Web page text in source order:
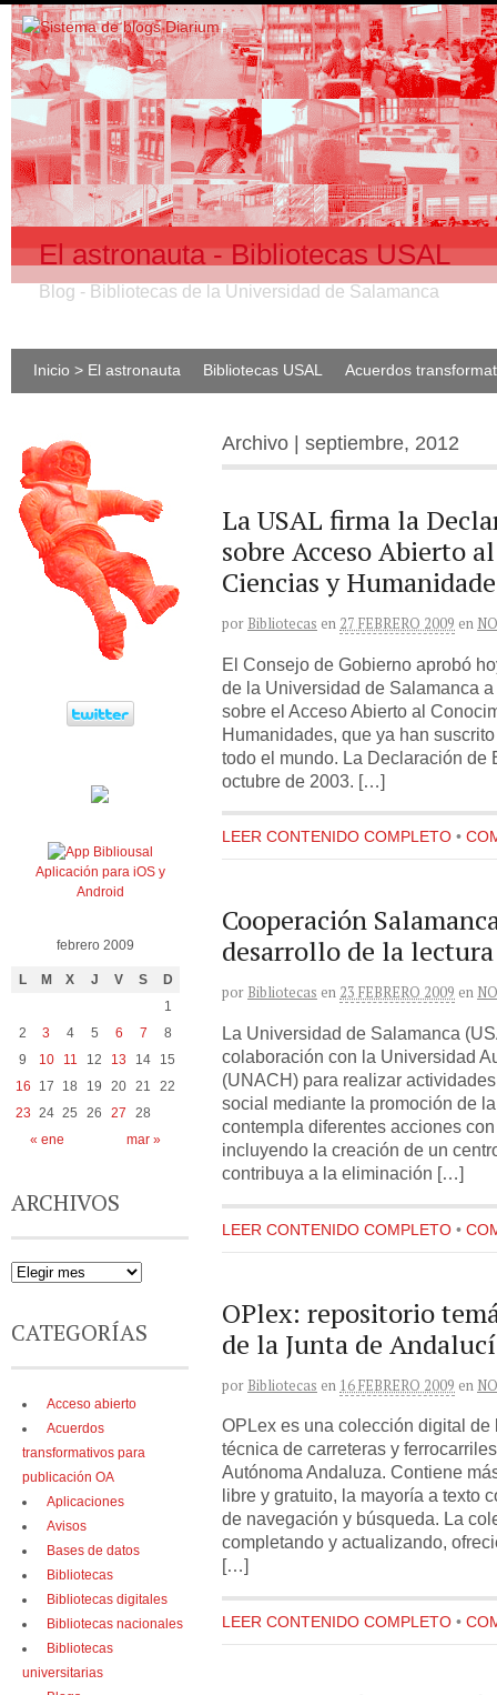
El astronauta - Bibliotecas USAL
Blog - Bibliotecas de la Universidad de Salamanca
Inicio > El astronauta Bibliotecas USAL Acuerdos
Archivo | septiembre, 2012
La USAL firma la
sobre Acceso Abierto
Ciencias y
por Bibliotecas en 27 FEBRERO 2009 en
El Consejo de Gobierno aprobó
de la Universidad de Salamanca
sobre el Acceso Abierto al
Humanidades, que ya han
todo el mundo. La Declaración de
octubre de 2003. […]
LEER CONTENIDO COMPLETO •
Cooperación
desarrollo de la lectura
por Bibliotecas en 23 FEBRERO 2009 en
La Universidad de Salamanca
colaboración con la Universidad
(UNACH) para realizar
social mediante la promoción de
contempla diferentes acciones
incluyendo la creación de un
contribuya a la eliminación […]
LEER CONTENIDO COMPLETO •
OPlex: repositorio
de la Junta de
por Bibliotecas en 16 FEBRERO 2009 en
OPLex es una colección digital
técnica de carreteras y
Autónoma Andaluza. Contiene
libre y gratuito, la mayoría a texto
de navegación y búsqueda. La
completando y actualizando,
[…]
LEER CONTENIDO COMPLETO •
Aplicación para iOS y
Android
febrero 2009
L M X J V S D
« ene mar »
1
2
3 4 5 6 7
8
9
10 11 12 13 14
15
16
17 18 19 20 21
22
23 24 25 26 27 28
ARCHIVOS
CATEGORÍAS
Acceso abierto
Acuerdos
transformativos para
publicación OA
Aplicaciones
Avisos
Bases de datos
Bibliotecas
Bibliotecas digitales
Bibliotecas nacionales
Bibliotecas
universitarias